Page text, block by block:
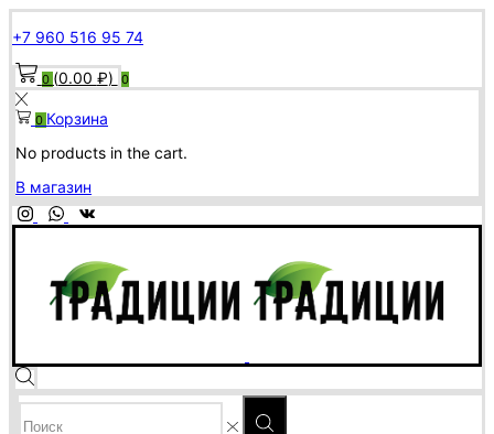
+7 960 516 95 74
0(0.00 ₽) 0
0 Корзина
No products in the cart.
В магазин
SEARCH
INPUT